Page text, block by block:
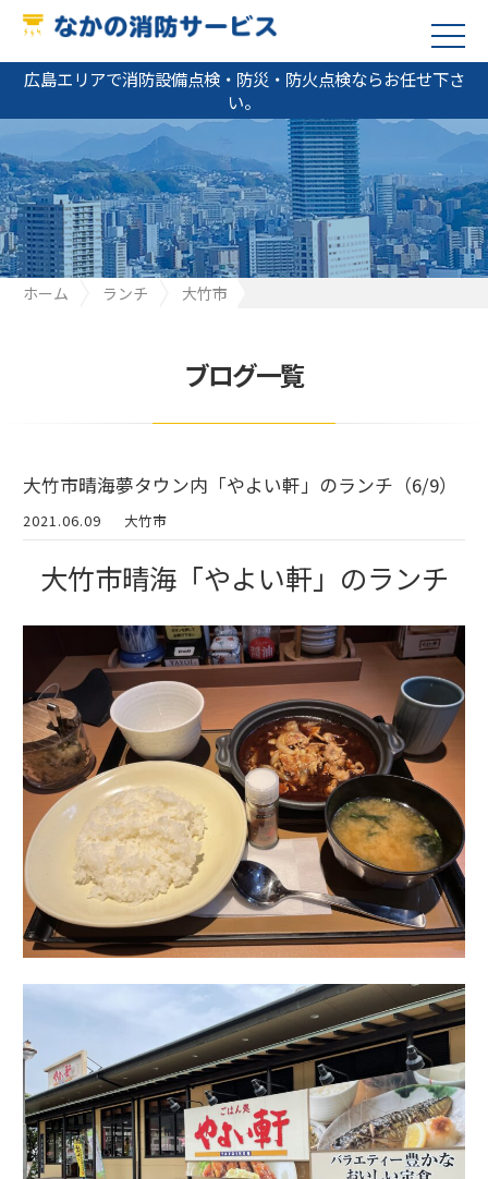
広島エリアで消防設備点検・防災・防火点検ならお任せ下さ
い。
ホーム ランチ
大竹市
ブログ一覧
大竹市晴海夢タウン内「やよい軒」のランチ（6/9）
2021.06.09 大竹市
大竹市晴海「やよい軒」のランチ